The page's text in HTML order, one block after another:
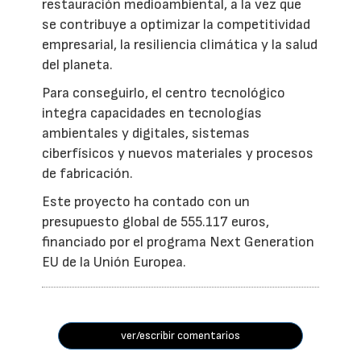
restauración medioambiental, a la vez que
se contribuye a optimizar la competitividad
empresarial, la resiliencia climática y la salud
del planeta.
Para conseguirlo, el centro tecnológico
integra capacidades en tecnologías
ambientales y digitales, sistemas
ciberfísicos y nuevos materiales y procesos
de fabricación.
Este proyecto ha contado con un
presupuesto global de 555.117 euros,
financiado por el programa Next Generation
EU de la Unión Europea.
ver/escribir comentarios